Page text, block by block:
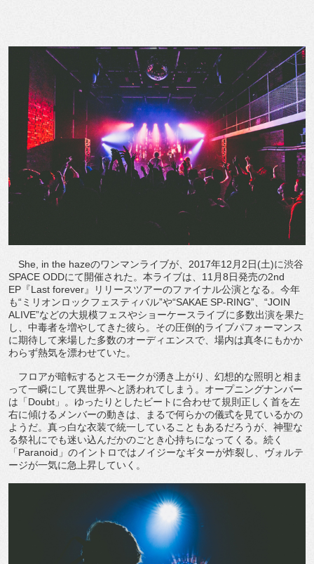
She, in the hazeのワンマンライブが、2017年12月2日(土)に渋谷
SPACE ODDにて開催された。本ライブは、11月8日発売の2nd
EP『Last forever』リリースツアーのファイナル公演となる。今年
も“ミリオンロックフェスティバル”や“SAKAE SP-RING”、“JOIN
ALIVE”などの大規模フェスやショーケースライブに多数出演を果た
し、中毒者を増やしてきた彼ら。その圧倒的ライブパフォーマンス
に期待して来場した多数のオーディエンスで、場内は真冬にもかか
わらず熱気を漂わせていた。
フロアが暗転するとスモークが湧き上がり、幻想的な照明と相ま
って一瞬にして異世界へと誘われてしまう。オープニングナンバー
は「Doubt」。ゆったりとしたビートに合わせて規則正しく首を左
右に傾けるメンバーの動きは、まるで何らかの儀式を見ているかの
ようだ。真っ白な衣装で統一していることもあるだろうが、神聖な
る祭礼にでも迷い込んだかのごとき心持ちになってくる。続く
「Paranoid」のイントロではノイジーなギターが炸裂し、ヴォルテ
ージが一気に急上昇していく。